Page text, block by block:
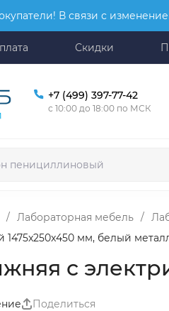
В связи с
Скидки
+7 (499) 397-77-42
с 10:00 до 18:00 по МСК
/ Лабораторная мебель /
1475x250x450 мм, белый
с
Поделиться